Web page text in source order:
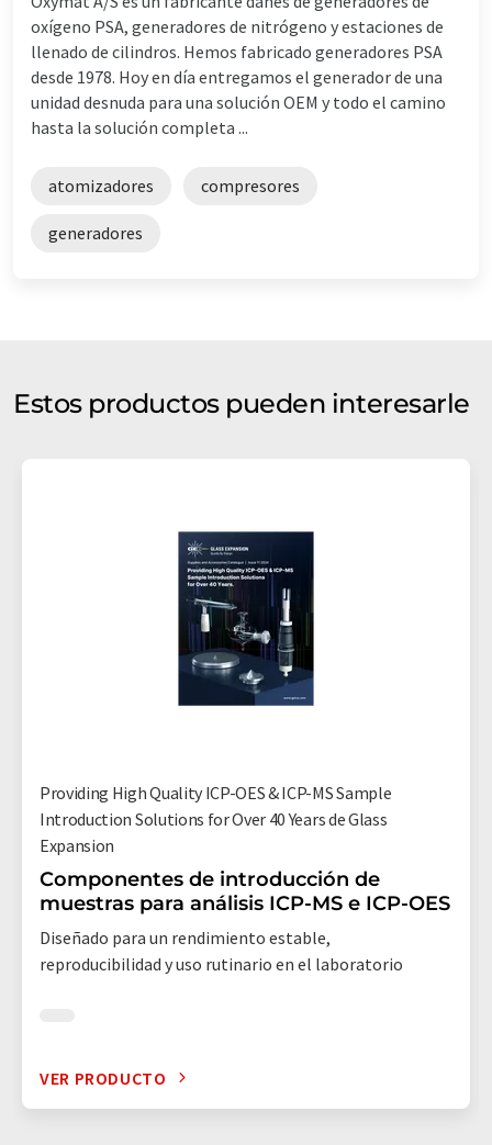
oxígeno PSA, generadores de nitrógeno y estaciones de
llenado de cilindros. Hemos fabricado generadores PSA
desde 1978. Hoy en día entregamos el generador de una
unidad desnuda para una solución OEM y todo el camino
hasta la solución completa ...
atomizadores compresores
generadores
Estos productos pueden interesarle
Providing High Quality ICP-OES & ICP-MS Sample
Introduction Solutions for Over 40 Years de Glass
Expansion
Componentes de introducción de
muestras para análisis ICP-MS e ICP-OES
Diseñado para un rendimiento estable,
reproducibilidad y uso rutinario en el laboratorio
VER PRODUCTO